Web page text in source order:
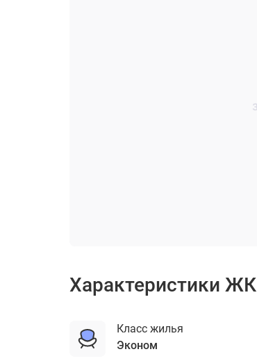
Характеристики ЖК
Класс жилья
эконом